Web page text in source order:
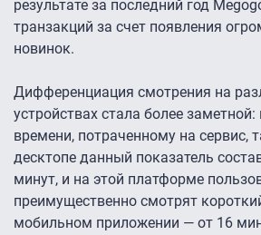
результате за последний год
транзакций за счет появления
новинок.
Дифференциация смотрения на
устройствах стала более заметной:
времени, потраченному на сервис,
десктопе данный показатель
минут, и на этой платформе
преимущественно смотрят
мобильном приложении — от 16